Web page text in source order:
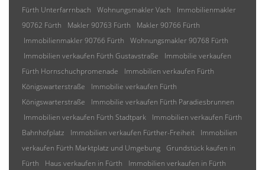
Fürth Unterfarrnbach
Wohnungsmakler Vach
Immobilienmakler
90762 Fürth
Makler 90763 Fürth
Makler 90766 Fürth
Immobilienmakler 90766 Fürth
Wohnungsmakler 90768 Fürth
Immobilien verkaufen Fürth Gustavstraße
Immobilie verkaufen
Fürth Hornschuchpromenade
Immobilien verkaufen Fürth
Königswarterstraße
Immobilie verkaufen Fürth
Königswarterstraße
Immobilie verkaufen Fürth Paradiesbrunnen
Immobilien verkaufen Fürth Stadtpark
Immobilien verkaufen Fürth
Bahnhofplatz
Immobilien verkaufen Fürther-Freiheit
Immobilien
verkaufen Fürth Marktplatz und Umgebung Grundstück kaufen in
Fürth
Haus verkaufen in Fürth Immobilien verkaufen in Fürth